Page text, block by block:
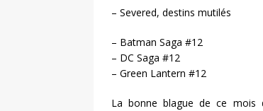
– Severed, destins mutilés
– Batman Saga #12
– DC Saga #12
– Green Lantern #12
La bonne blague de ce mois